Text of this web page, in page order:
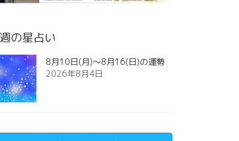
の星占い
8月10日(月)～8月16(日)の運勢
2026年8月4日